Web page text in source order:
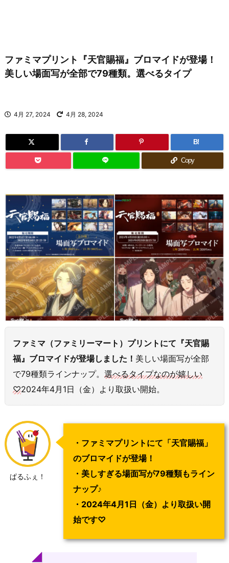
ファミマプリント『天官賜福』ブロマイドが登場！
美しい場面写が全部で79種類。選べるタイプ
4月 27, 2024 4月 28, 2024
B!
Copy
ファミマ（ファミリーマート）プリントにて『天官賜
福』ブロマイドが登場しました！ 美しい場面写が全部
で79種類ラインナップ。 選べるタイプなのが嬉しい
♡2024年4月1日（金）より取扱い開始。
ぱるふぇ！
・ファミマプリントにて「天官賜福」
のブロマイドが登場！
・美しすぎる場面写が79種類もライン
ナップ♪
・2024年4月1日（金）より取扱い開
始です♡